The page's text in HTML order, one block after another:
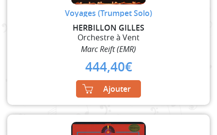
Voyages (Trumpet Solo)
HERBILLON GILLES
Orchestre à Vent
Marc Reift (EMR)
444,40€
Ajouter